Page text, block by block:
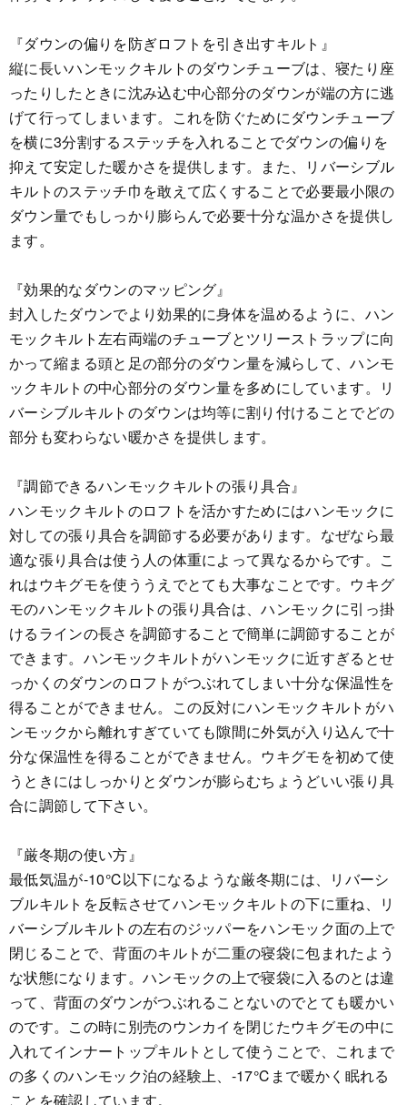
『ダウンの偏りを防ぎロフトを引き出すキルト』
縦に長いハンモックキルトのダウンチューブは、寝たり座
ったりしたときに沈み込む中心部分のダウンが端の方に逃
げて行ってしまいます。これを防ぐためにダウンチューブ
を横に3分割するステッチを入れることでダウンの偏りを
抑えて安定した暖かさを提供します。また、リバーシブル
キルトのステッチ巾を敢えて広くすることで必要最小限の
ダウン量でもしっかり膨らんで必要十分な温かさを提供し
ます。
『効果的なダウンのマッピング』
封入したダウンでより効果的に身体を温めるように、ハン
モックキルト左右両端のチューブとツリーストラップに向
かって縮まる頭と足の部分のダウン量を減らして、ハンモ
ックキルトの中心部分のダウン量を多めにしています。リ
バーシブルキルトのダウンは均等に割り付けることでどの
部分も変わらない暖かさを提供します。
『調節できるハンモックキルトの張り具合』
ハンモックキルトのロフトを活かすためにはハンモックに
対しての張り具合を調節する必要があります。なぜなら最
適な張り具合は使う人の体重によって異なるからです。こ
れはウキグモを使ううえでとても大事なことです。ウキグ
モのハンモックキルトの張り具合は、ハンモックに引っ掛
けるラインの長さを調節することで簡単に調節することが
できます。ハンモックキルトがハンモックに近すぎるとせ
っかくのダウンのロフトがつぶれてしまい十分な保温性を
得ることができません。この反対にハンモックキルトがハ
ンモックから離れすぎていても隙間に外気が入り込んで十
分な保温性を得ることができません。ウキグモを初めて使
うときにはしっかりとダウンが膨らむちょうどいい張り具
合に調節して下さい。
『厳冬期の使い方』
最低気温が-10℃以下になるような厳冬期には、リバーシ
ブルキルトを反転させてハンモックキルトの下に重ね、リ
バーシブルキルトの左右のジッパーをハンモック面の上で
閉じることで、背面のキルトが二重の寝袋に包まれたよう
な状態になります。ハンモックの上で寝袋に入るのとは違
って、背面のダウンがつぶれることないのでとても暖かい
のです。この時に別売のウンカイを閉じたウキグモの中に
入れてインナートップキルトとして使うことで、これまで
の多くのハンモック泊の経験上、-17℃まで暖かく眠れる
ことを確認しています。